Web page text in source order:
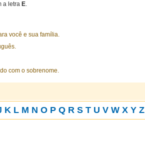
a letra E.
você e sua família.
com o sobrenome.
K L M N O P Q R S T U V W X Y Z